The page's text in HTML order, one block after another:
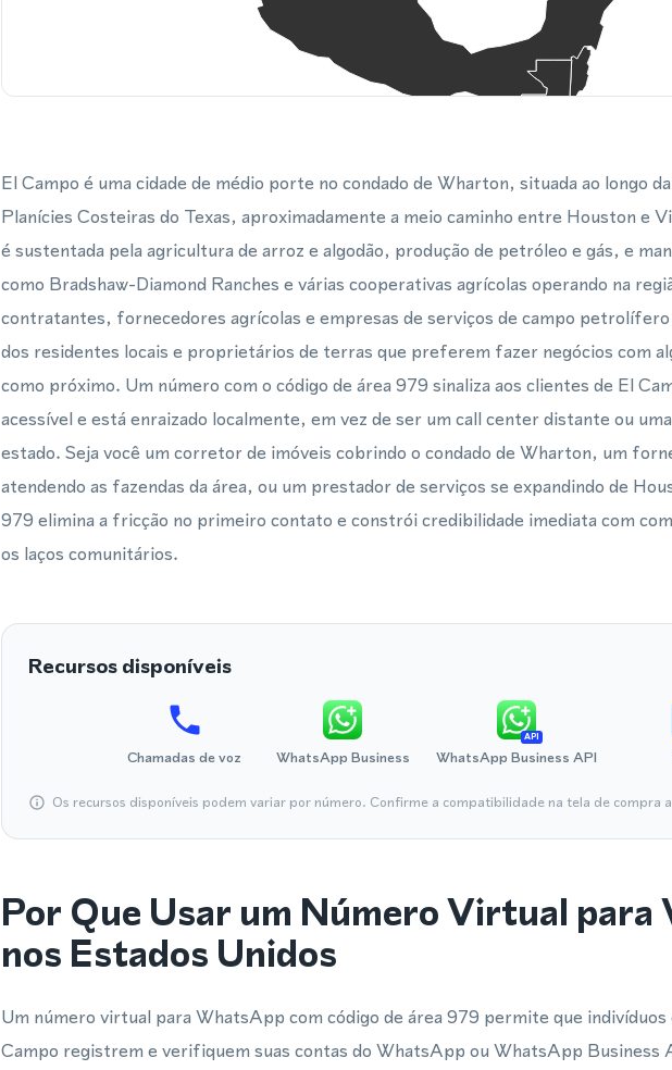
El Campo é uma cidade de médio porte no condado de Wharton, situada ao longo
Planícies Costeiras do Texas, aproximadamente a meio caminho entre Houston e
é sustentada pela agricultura de arroz e algodão, produção de petróleo e gás, e
como Bradshaw-Diamond Ranches e várias cooperativas agrícolas operando na
contratantes, fornecedores agrícolas e empresas de serviços de campo
dos residentes locais e proprietários de terras que preferem fazer negócios com
como próximo. Um número com o código de área 979 sinaliza aos clientes de El
acessível e está enraizado localmente, em vez de ser um call center distante ou
estado. Seja você um corretor de imóveis cobrindo o condado de Wharton, um
atendendo as fazendas da área, ou um prestador de serviços se expandindo de
979 elimina a fricção no primeiro contato e constrói credibilidade imediata com
os laços comunitários.
Recursos disponíveis
Chamadas de voz WhatsApp Business
API
WhatsApp Business API
Os recursos disponíveis podem variar por número. Confirme a compatibilidade na tela de compra
Por Que Usar um Número Virtual
nos Estados Unidos
Um número virtual para WhatsApp com código de área 979 permite que indivíduos
Campo registrem e verifiquem suas contas do WhatsApp ou WhatsApp Business